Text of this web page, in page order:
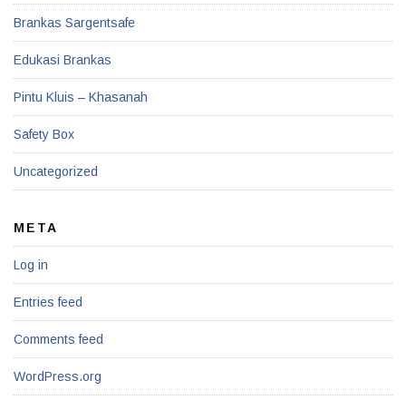
Brankas Sargentsafe
Edukasi Brankas
Pintu Kluis – Khasanah
Safety Box
Uncategorized
META
Log in
Entries feed
Comments feed
WordPress.org